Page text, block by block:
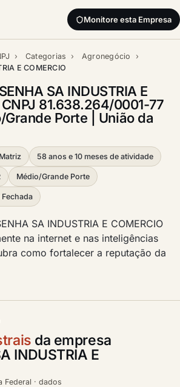
Monitore esta Empresa
› Categorias › Agronegócio
›
E COMERCIO
SA INDUSTRIA E
CNPJ 81.638.264/0001-77
Porte | União da
Matriz 58 anos e 10 meses de atividade
Médio/Grande Porte
SA INDUSTRIA E COMERCIO
na internet e nas inteligências
como fortalecer a reputação da
da empresa
INDUSTRIA E
Federal · dados